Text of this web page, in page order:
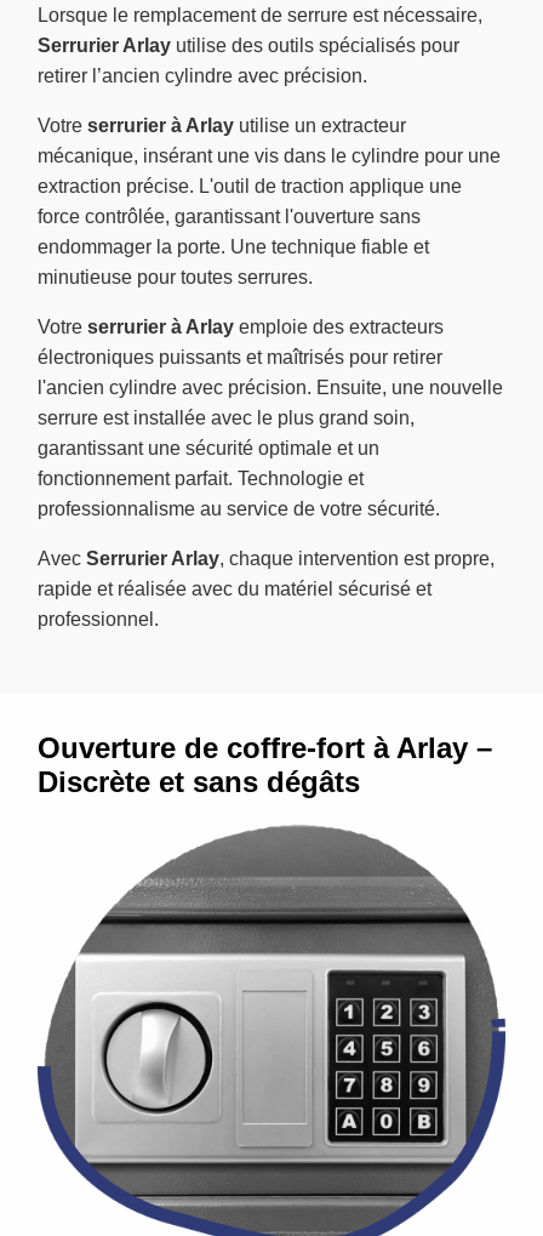
Lorsque le remplacement de serrure est nécessaire,
Serrurier Arlay utilise des outils spécialisés pour
retirer l’ancien cylindre avec précision.
Votre serrurier à Arlay utilise un extracteur
mécanique, insérant une vis dans le cylindre pour une
extraction précise. L'outil de traction applique une
force contrôlée, garantissant l'ouverture sans
endommager la porte. Une technique fiable et
minutieuse pour toutes serrures.
Votre serrurier à Arlay emploie des extracteurs
électroniques puissants et maîtrisés pour retirer
l'ancien cylindre avec précision. Ensuite, une nouvelle
serrure est installée avec le plus grand soin,
garantissant une sécurité optimale et un
fonctionnement parfait. Technologie et
professionnalisme au service de votre sécurité.
Avec Serrurier Arlay, chaque intervention est propre,
rapide et réalisée avec du matériel sécurisé et
professionnel.
Ouverture de coffre-fort à Arlay –
Discrète et sans dégâts